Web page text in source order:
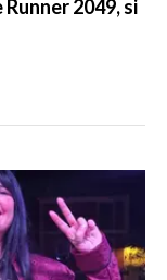
2049, si